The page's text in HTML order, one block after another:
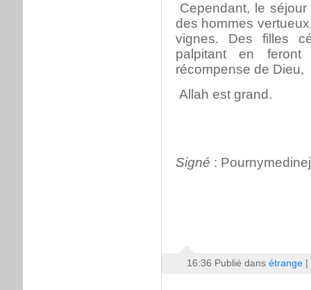
Cependant, le
des hommes
vignes. Des filles
palpitant en feront
récompense de Dieu,
Allah est grand.
Signé :
16:36 Publié dans étrange|